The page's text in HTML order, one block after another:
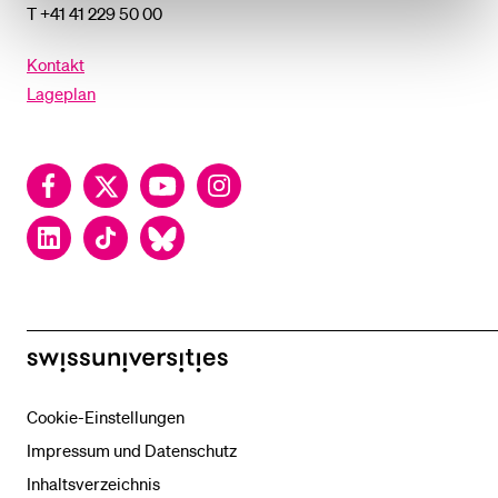
T +41 41 229 50 00
Kontakt
Lageplan
FacebookTwitter YouTubeInstagram
LinkedInTikTok Bluesky
swissuniversities
Cookie-Einstellungen
Impressum und Datenschutz
Inhaltsverzeichnis